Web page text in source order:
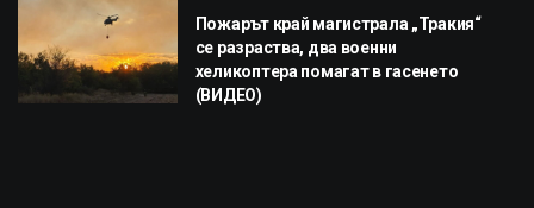
Пожарът край магистрала „Тракия“
се разраства, два военни
хеликоптера помагат в гасенето
(ВИДЕО)